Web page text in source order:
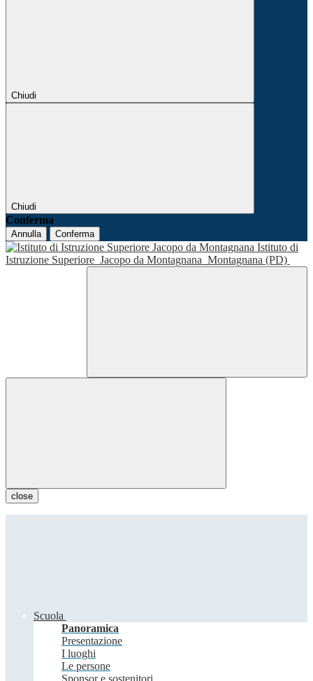
Chiudi
Chiudi
Conferma
Annulla Conferma
Istituto di
Istruzione Superiore Jacopo da Montagnana Montagnana (PD)
close
Scuola
Panoramica
Presentazione
I luoghi
Le persone